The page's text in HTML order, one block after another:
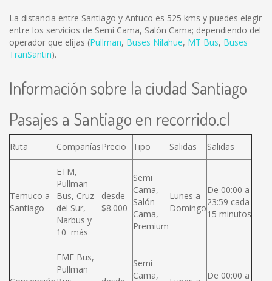
La distancia entre Santiago y Antuco es 525 kms y puedes elegir
entre los servicios de Semi Cama, Salón Cama; dependiendo del
operador que elijas (Pullman, Buses Nilahue, MT Bus, Buses
TranSantin).
Información sobre la ciudad Santiago
Pasajes a Santiago en recorrido.cl
Ruta CompañíasPrecio Tipo Salidas Salidas
Temuco a
Santiago
ETM,
Pullman
Bus, Cruz
del Sur,
Narbus y
10 más
desde
$8.000
Semi
Cama,
Salón
Cama,
Premium
Lunes a
Domingo
De 00:00 a
23:59 cada
15 minutos
EME Bus,
Pullman
Semi
Cama,
De 00:00 a